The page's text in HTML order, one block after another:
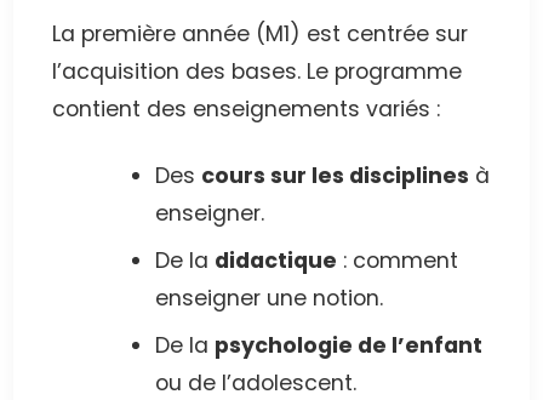
La première année (M1) est centrée sur
l’acquisition des bases. Le programme
contient des enseignements variés :
Des cours sur les disciplines à
enseigner.
De la didactique : comment
enseigner une notion.
De la psychologie de l’enfant
ou de l’adolescent.